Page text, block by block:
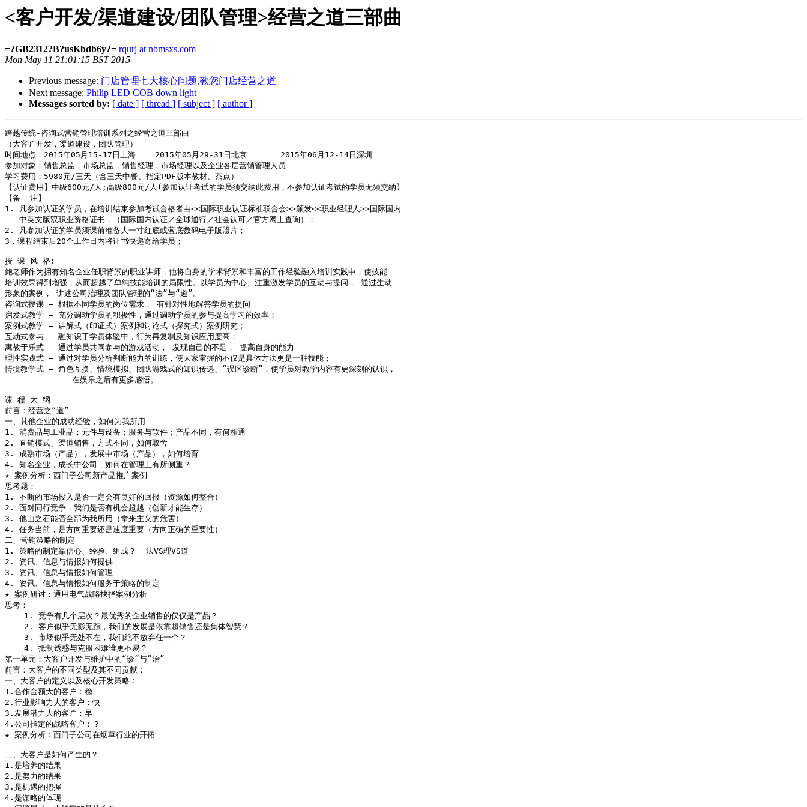
<客户开发/渠道建设/团队管理>经营之道三部曲
=?GB2312?B?usKbdb6y?= rqurj at nbmsxs.com
Mon May 11 21:01:15 BST 2015
Previous message: 门店管理七大核心问题,教您门店经营之道
Next message: Philip LED COB down light
Messages sorted by: [ date ] [ thread ] [ subject ] [ author ]
跨越传统-咨询式营销管理培训系列之经营之道三部曲
（大客户开发，渠道建设，团队管理）
时间地点：2015年05月15-17日上海    2015年05月29-31日北京       2015年06月12-14日深圳
参加对象：销售总监，市场总监，销售经理，市场经理以及企业各层营销管理人员
学习费用：5980元/三天（含三天中餐、指定PDF版本教材、茶点）
【认证费用】中级600元/人;高级800元/人(参加认证考试的学员须交纳此费用，不参加认证考试的学员无须交纳)
【备  注】
1. 凡参加认证的学员，在培训结束参加考试合格者由<<国际职业认证标准联合会>>颁发<<职业经理人>>国际国内
   中英文版双职业资格证书，（国际国内认证／全球通行／社会认可／官方网上查询）；
2. 凡参加认证的学员须课前准备大一寸红底或蓝底数码电子版照片；
3．课程结束后20个工作日内将证书快递寄给学员；
授 课 风 格:
鲍老师作为拥有知名企业任职背景的职业讲师，他将自身的学术背景和丰富的工作经验融入培训实践中，使技能
培训效果得到增强，从而超越了单纯技能培训的局限性。以学员为中心、注重激发学员的互动与提问， 通过生动
形象的案例， 讲述公司治理及团队管理的“法”与“道”。
咨询式授课 ― 根据不同学员的岗位需求， 有针对性地解答学员的提问
启发式教学 ― 充分调动学员的积极性，通过调动学员的参与提高学习的效率；
案例式教学 ― 讲解式（印证式）案例和讨论式（探究式）案例研究；
互动式参与 ― 融知识于学员体验中，行为再复制及知识应用度高；
寓教于乐式 ― 通过学员共同参与的游戏活动， 发现自己的不足， 提高自身的能力
理性实践式 ― 通过对学员分析判断能力的训练，使大家掌握的不仅是具体方法更是一种技能；
情境教学式 ― 角色互换、情境模拟、团队游戏式的知识传递、“误区诊断”，使学员对教学内容有更深刻的认识，
              在娱乐之后有更多感悟。
课 程 大 纲
前言：经营之“道”
一、其他企业的成功经验，如何为我所用
1. 消费品与工业品；元件与设备；服务与软件；产品不同，有何相通
2. 直销模式、渠道销售，方式不同，如何取舍
3. 成熟市场（产品），发展中市场（产品），如何培育
4. 知名企业，成长中公司，如何在管理上有所侧重？
★ 案例分析：西门子公司新产品推广案例
思考题：
1. 不断的市场投入是否一定会有良好的回报（资源如何整合）
2. 面对同行竞争，我们是否有机会超越（创新才能生存）
3. 他山之石能否全部为我所用（拿来主义的危害）
4. 任务当前，是方向重要还是速度重要（方向正确的重要性）
二、营销策略的制定
1. 策略的制定靠信心、经验、组成？  法VS理VS道
2. 资讯、信息与情报如何提供
3. 资讯、信息与情报如何管理
4. 资讯、信息与情报如何服务于策略的制定
★ 案例研讨：通用电气战略抉择案例分析
思考：
    1. 竞争有几个层次？最优秀的企业销售的仅仅是产品？
    2. 客户似乎无影无踪，我们的发展是依靠超销售还是集体智慧？
    3. 市场似乎无处不在，我们绝不放弃任一个？
    4. 抵制诱惑与克服困难谁更不易？
第一单元：大客户开发与维护中的“诊”与“治”
前言：大客户的不同类型及其不同贡献：
一、大客户的定义以及核心开发策略：
1.合作金额大的客户：稳
2.行业影响力大的客户：快
3.发展潜力大的客户：早
4.公司指定的战略客户：？
★ 案例分析：西门子公司在烟草行业的开拓
二、大客户是如何产生的？
1.是培养的结果
2.是努力的结果
3.是机遇的把握
4.是谋略的体现